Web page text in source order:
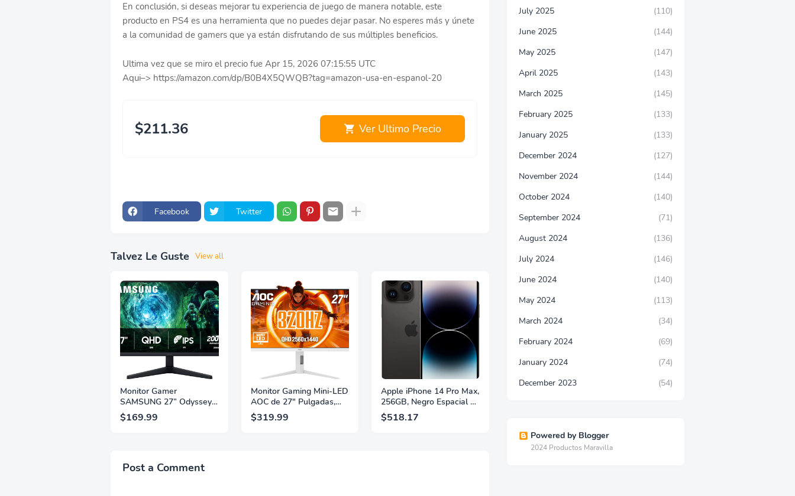
En conclusión, si deseas mejorar tu experiencia de juego de manera notable, este
producto en PS4 es una herramienta que no puedes dejar pasar. No esperes más y únete
a la comunidad de gamers que ya están disfrutando de sus múltiples beneficios.
Ultima vez que se miro el precio fue Apr 15, 2026 07:15:55 UTC
Aqui–> https://amazon.com/dp/B0B4X5QWQB?tag=amazon-usa-en-espanol-20
$211.36 Ver Ultimo Precio
Facebook Twitter
Talvez Le Guste View all
Monitor Gamer
SAMSUNG 27” Odyssey
G5 G53F con Resolución
QHD, HDR10, Frecuencia
Ecualizador Negro,
$169.99
Monitor Gaming Mini-LED
AOC de 27" Pulgadas,
QHD 2560×1440, 320Hz,
1ms GtG, DisplayHDR,
$319.99
Apple iPhone 14 Pro Max,
256GB, Negro Espacial -
Desbloqueado
(Renovado)
$518.17
Post a Comment
July 2025
(110)
June 2025
(144)
May 2025
(147)
April 2025
(143)
March 2025
(145)
February 2025
(133)
January 2025
(133)
December 2024
(127)
November 2024
(144)
October 2024
(140)
September 2024
(71)
August 2024
(136)
July 2024
(146)
June 2024
(140)
May 2024
(113)
March 2024
(34)
February 2024
(69)
January 2024
(74)
December 2023
(54)
Powered by Blogger
2024 Productos Maravilla